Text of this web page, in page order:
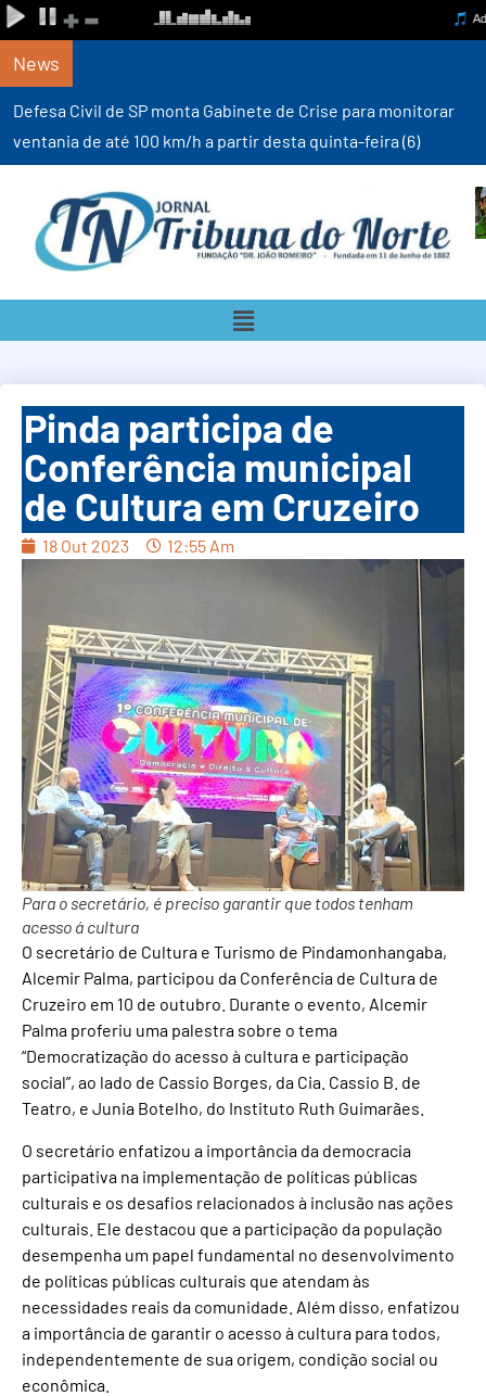
News
Defesa Civil de SP monta Gabinete de Crise para monitorar
ventania de até 100 km/h a partir desta quinta-feira (6)
Pinda participa de
Conferência municipal
de Cultura em Cruzeiro
18 Out 2023 12:55 Am
Para o secretário, é preciso garantir que todos tenham
acesso á cultura
O secretário de Cultura e Turismo de Pindamonhangaba,
Alcemir Palma, participou da Conferência de Cultura de
Cruzeiro em 10 de outubro. Durante o evento, Alcemir
Palma proferiu uma palestra sobre o tema
“Democratização do acesso à cultura e participação
social”, ao lado de Cassio Borges, da Cia. Cassio B. de
Teatro, e Junia Botelho, do Instituto Ruth Guimarães.
O secretário enfatizou a importância da democracia
participativa na implementação de políticas públicas
culturais e os desafios relacionados à inclusão nas ações
culturais. Ele destacou que a participação da população
desempenha um papel fundamental no desenvolvimento
de políticas públicas culturais que atendam às
necessidades reais da comunidade. Além disso, enfatizou
a importância de garantir o acesso à cultura para todos,
independentemente de sua origem, condição social ou
econômica.